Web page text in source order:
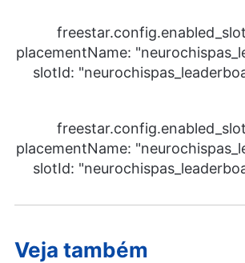
placementName:
slotId:
placementName:
slotId:
Veja também